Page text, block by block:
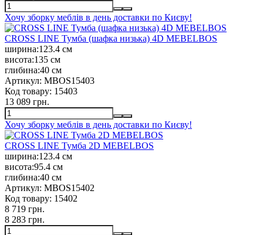
Хочу зборку меблів в день доставки по Києву!
CROSS LINE Тумба (шафка низька) 4D MEBELBOS
ширина:123.4 см
висота:135 см
глибина:40 см
Артикул: MBOS15403
Код товару: 15403
13 089 грн.
Хочу зборку меблів в день доставки по Києву!
CROSS LINE Тумба 2D MEBELBOS
ширина:123.4 см
висота:95.4 см
глибина:40 см
Артикул: MBOS15402
Код товару: 15402
8 719 грн.
8 283 грн.